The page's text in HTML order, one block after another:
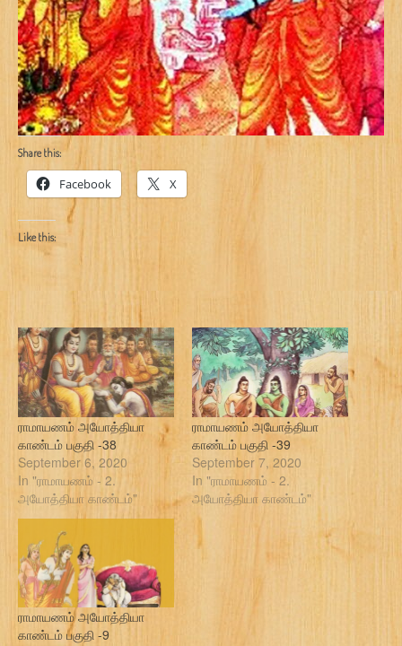
Share this:
Facebook X
Like this:
ராமாயணம் அயோத்தியா
காண்டம் பகுதி -38
September 6, 2020
In "ராமாயணம் - 2.
அயோத்தியா காண்டம்"
ராமாயணம் அயோத்தியா
காண்டம் பகுதி -39
September 7, 2020
In "ராமாயணம் - 2.
அயோத்தியா காண்டம்"
ராமாயணம் அயோத்தியா
காண்டம் பகுதி -9